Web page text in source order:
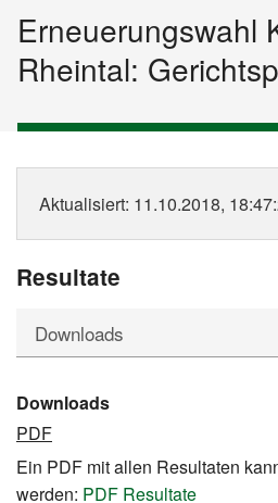
Erneuerungswahl
Rheintal:
Aktualisiert: 11.10.2018,
Resultate
Downloads
Downloads
PDF
Ein PDF mit allen Resultaten
werden: PDF Resultate